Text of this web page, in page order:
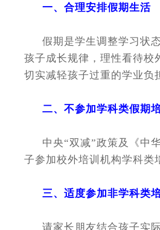
一、合理安排假期生活
假期是学生调整学习状态
孩子成长规律，理性看待校
切实减轻孩子过重的学业负
二、不参加学科类假期
中央“双减”政策及《中华
子参加校外培训机构学科类
三、适度参加非学科类
请家长朋友结合孩子实际